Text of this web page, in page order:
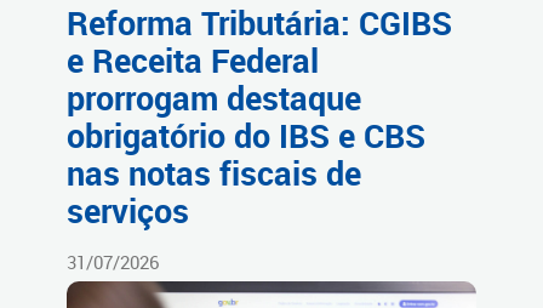
Reforma Tributária: CGIBS
e Receita Federal
prorrogam destaque
obrigatório do IBS e CBS
nas notas fiscais de
serviços
31/07/2026